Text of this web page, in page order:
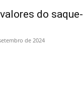
do saque-
de 2024